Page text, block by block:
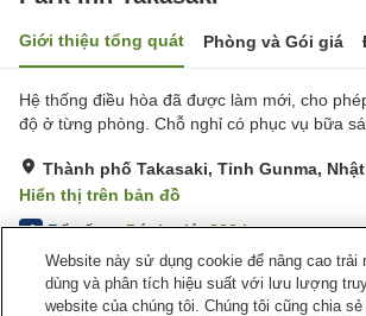
Giới thiệu tổng quát Phòng và Gói giá
Hệ thống điều hòa đã được làm mới, cho
độ ở từng phòng. Chỗ nghỉ có phục vụ bữa
Thành phố Takasaki, Tỉnh Gunma,
Hiển thị trên bản đồ
4 Rất tốt Đánh giá:822lượt
Tiện nghi chỗ nghỉ
Website này sử dụng cookie để nâng cao trải
dùng và phân tích hiệu suất với lưu lượng
website của chúng tôi. Chúng tôi cũng chia